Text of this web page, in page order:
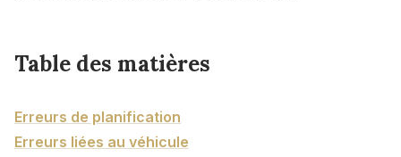
Table des matières
Erreurs de planification
Erreurs liées au véhicule